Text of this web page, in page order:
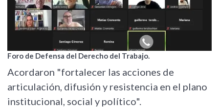
Foro de Defensa del Derecho del Trabajo.
Acordaron "fortalecer las acciones de
articulación, difusión y resistencia en el plano
institucional, social y político".